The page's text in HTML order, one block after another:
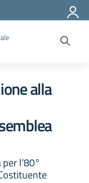
alla
l’80°